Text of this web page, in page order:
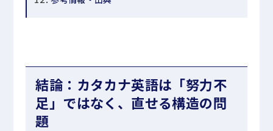
結論：カタカナ英語は「努力不
足」ではなく、直せる構造の問
題